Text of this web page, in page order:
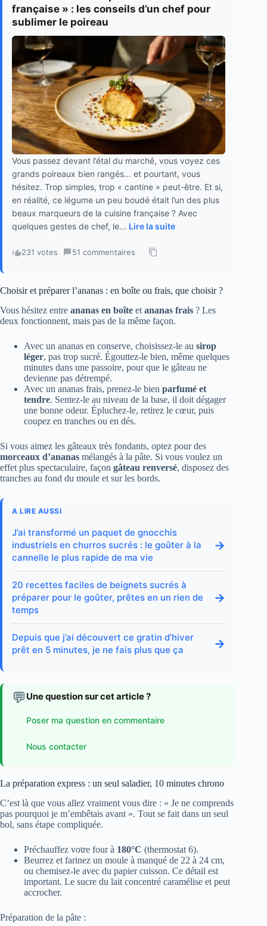
française » : les conseils d’un chef pour
sublimer le poireau
Vous passez devant l’étal du marché, vous voyez ces
grands poireaux bien rangés… et pourtant, vous
hésitez. Trop simples, trop « cantine » peut-être. Et si,
en réalité, ce légume un peu boudé était l’un des plus
beaux marqueurs de la cuisine française ? Avec
quelques gestes de chef, le... Lire la suite
231 votes · 51 commentaires ·
Choisir et préparer l’ananas : en boîte ou frais, que choisir ?
Vous hésitez entre ananas en boîte et ananas frais ? Les
deux fonctionnent, mais pas de la même façon.
Avec un ananas en conserve, choisissez-le au sirop
léger, pas trop sucré. Égouttez-le bien, même quelques
minutes dans une passoire, pour que le gâteau ne
devienne pas détrempé.
Avec un ananas frais, prenez-le bien parfumé et
tendre. Sentez-le au niveau de la base, il doit dégager
une bonne odeur. Épluchez-le, retirez le cœur, puis
coupez en tranches ou en dés.
Si vous aimez les gâteaux très fondants, optez pour des
morceaux d’ananas mélangés à la pâte. Si vous voulez un
effet plus spectaculaire, façon gâteau renversé, disposez des
tranches au fond du moule et sur les bords.
A LIRE AUSSI
J’ai transformé un paquet de gnocchis
industriels en churros sucrés : le goûter à la
cannelle le plus rapide de ma vie
→
20 recettes faciles de beignets sucrés à
préparer pour le goûter, prêtes en un rien de
temps
→
Depuis que j’ai découvert ce gratin d’hiver
prêt en 5 minutes, je ne fais plus que ça
→
💬 Une question sur cet article ?
Poser ma question en commentaire
Nous contacter
La préparation express : un seul saladier, 10 minutes chrono
C’est là que vous allez vraiment vous dire : « Je ne comprends
pas pourquoi je m’embêtais avant ». Tout se fait dans un seul
bol, sans étape compliquée.
Préchauffez votre four à 180°C (thermostat 6).
Beurrez et farinez un moule à manqué de 22 à 24 cm,
ou chemisez-le avec du papier cuisson. Ce détail est
important. Le sucre du lait concentré caramélise et peut
accrocher.
Préparation de la pâte :